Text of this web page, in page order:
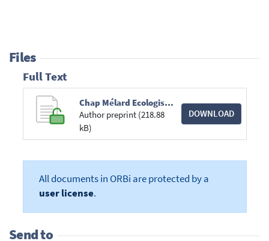
Files
Full Text
Chap Mélard EcologisationI.pdf
Author preprint (218.88
kB)
DOWNLOAD
All documents in ORBi are protected by a
user license.
Send to